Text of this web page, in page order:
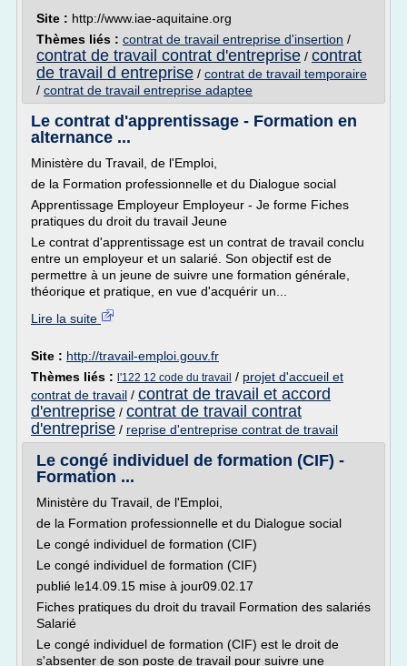
Site : http://www.iae-aquitaine.org
Thèmes liés : contrat de travail entreprise d'insertion /
contrat de travail contrat d'entreprise / contrat
de travail d entreprise / contrat de travail temporaire
/ contrat de travail entreprise adaptee
Le contrat d'apprentissage - Formation en
alternance ...
Ministère du Travail, de l'Emploi,
de la Formation professionnelle et du Dialogue social
Apprentissage Employeur Employeur - Je forme Fiches
pratiques du droit du travail Jeune
Le contrat d'apprentissage est un contrat de travail conclu
entre un employeur et un salarié. Son objectif est de
permettre à un jeune de suivre une formation générale,
théorique et pratique, en vue d'acquérir un...
Lire la suite
Site : http://travail-emploi.gouv.fr
Thèmes liés : l'122 12 code du travail / projet d'accueil et
contrat de travail / contrat de travail et accord
d'entreprise / contrat de travail contrat
d'entreprise / reprise d'entreprise contrat de travail
Le congé individuel de formation (CIF) -
Formation ...
Ministère du Travail, de l'Emploi,
de la Formation professionnelle et du Dialogue social
Le congé individuel de formation (CIF)
Le congé individuel de formation (CIF)
publié le14.09.15 mise à jour09.02.17
Fiches pratiques du droit du travail Formation des salariés
Salarié
Le congé individuel de formation (CIF) est le droit de
s'absenter de son poste de travail pour suivre une